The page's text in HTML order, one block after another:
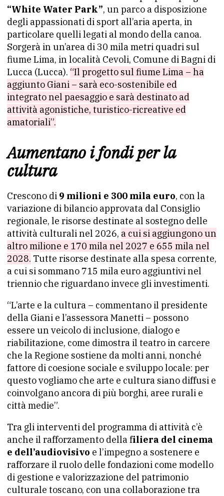
“White Water Park”, un parco a disposizione
degli appassionati di sport all’aria aperta, in
particolare quelli legati al mondo della canoa.
Sorgerà in un’area di 30 mila metri quadri sul
fiume Lima, in località Cevoli, Comune di Bagni di
Lucca (Lucca). “Il progetto sul fiume Lima – ha
aggiunto Giani – sarà eco-sostenibile ed
integrato nel paesaggio e sarà destinato ad
attività agonistiche, turistico-ricreative ed
amatoriali”.
Aumentano i fondi per la
cultura
Crescono di 9 milioni e 300 mila euro, con la
variazione di bilancio approvata dal Consiglio
regionale, le risorse destinate al sostegno delle
attività culturali nel 2026, a cui si aggiungono un
altro milione e 170 mila nel 2027 e 655 mila nel
2028. Tutte risorse destinate alla spesa corrente,
a cui si sommano 715 mila euro aggiuntivi nel
triennio che riguardano invece gli investimenti.
“L’arte e la cultura – commentano il presidente
della Giani e l’assessora Manetti – possono
essere un veicolo di inclusione, dialogo e
riabilitazione, come dimostra il teatro in carcere
che la Regione sostiene da molti anni, nonché
fattore di coesione sociale e sviluppo locale: per
questo vogliamo che arte e cultura siano diffusi e
coinvolgano ancora di più borghi, aree rurali e
città medie”.
Tra gli interventi del programma di attività c’è
anche il rafforzamento della filiera del cinema
e dell’audiovisivo e l’impegno a sostenere e
rafforzare il ruolo delle fondazioni come modello
di gestione e valorizzazione del patrimonio
culturale toscano, con una collaborazione tra